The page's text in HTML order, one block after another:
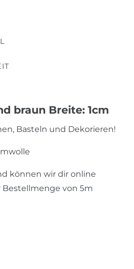
braun Breite: 1cm
Basteln und Dekorieren!
können wir dir online
Bestellmenge von 5m